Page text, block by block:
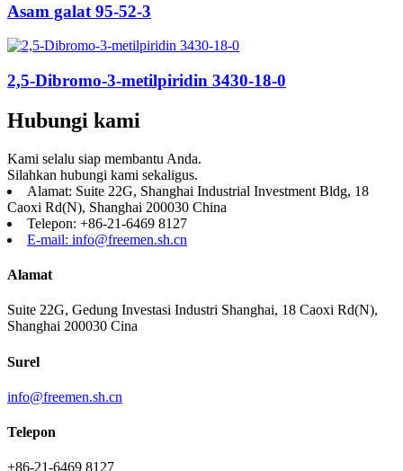
Asam galat 95-52-3
2,5-Dibromo-3-metilpiridin 3430-18-0
Hubungi kami
Kami selalu siap membantu Anda.
Silahkan hubungi kami sekaligus.
Alamat: Suite 22G, Shanghai Industrial Investment Bldg, 18
Caoxi Rd(N), Shanghai 200030 China
Telepon: +86-21-6469 8127
E-mail: info@freemen.sh.cn
Alamat
Suite 22G, Gedung Investasi Industri Shanghai, 18 Caoxi Rd(N),
Shanghai 200030 Cina
Surel
info@freemen.sh.cn
Telepon
+86-21-6469 8127